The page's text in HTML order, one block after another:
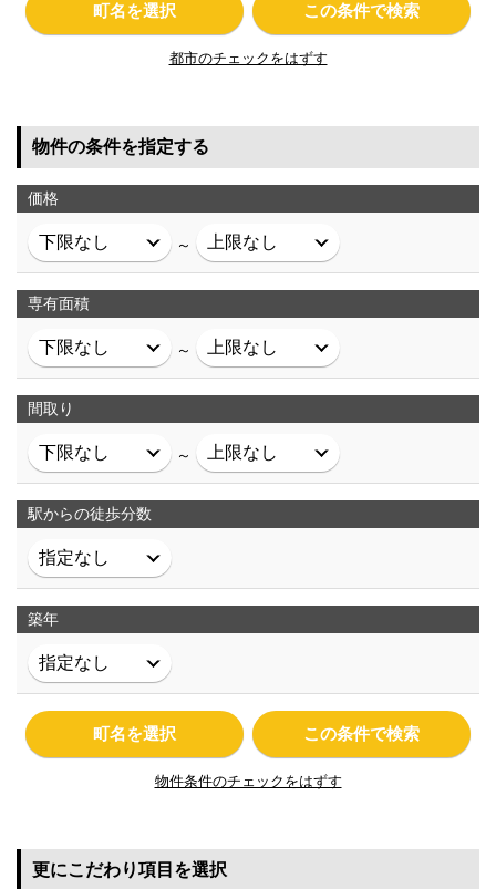
町名を選択 この条件で検索
都市のチェックをはずす
物件の条件を指定する
価格
～
専有面積
～
間取り
～
駅からの徒歩分数
築年
町名を選択 この条件で検索
物件条件のチェックをはずす
更にこだわり項目を選択